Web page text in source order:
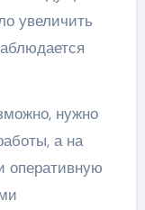
увеличить
нужно
а на
оперативную